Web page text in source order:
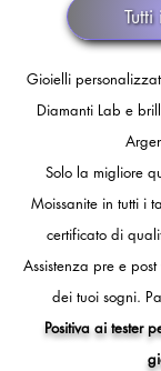
Gioielli
Diamanti Lab e
Solo la migliore
Moissanite in tutti i
certificato di
Assistenza pre e
dei tuoi sogni.
Positiva ai tester